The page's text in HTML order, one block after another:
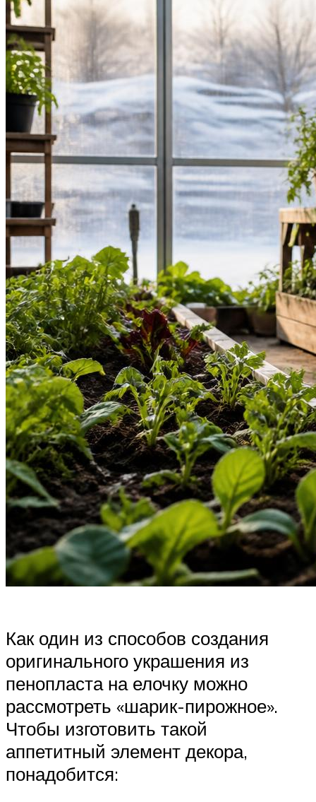
Как один из способов создания
оригинального украшения из
пенопласта на елочку можно
рассмотреть «шарик-пирожное».
Чтобы изготовить такой
аппетитный элемент декора,
понадобится: